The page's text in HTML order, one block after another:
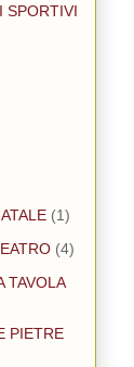
SPORTIVI
(1)
(4)
TAVOLA
PIETRE